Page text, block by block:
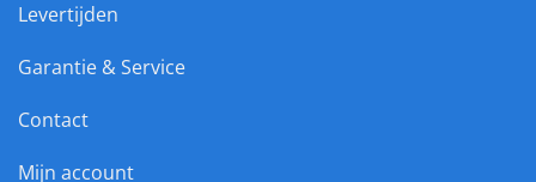
Levertijden
Garantie & Service
Contact
Mijn account